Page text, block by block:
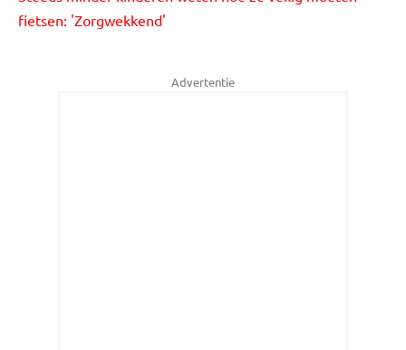
fietsen: 'Zorgwekkend'
Advertentie